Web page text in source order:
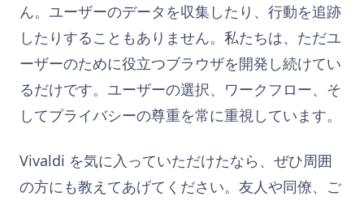
ん。ユーザーのデータを収集したり、行動を追跡
したりすることもありません。私たちは、ただユ
ーザーのために役立つブラウザを開発し続けてい
るだけです。ユーザーの選択、ワークフロー、そ
してプライバシーの尊重を常に重視しています。
Vivaldi を気に入っていただけたなら、ぜひ周囲
の方にも教えてあげてください。友人や同僚、ご